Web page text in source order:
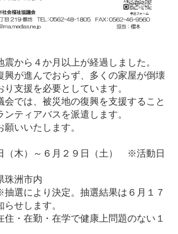
から４か月以上が経過しました。
興が進んでおらず、多くの家屋が倒壊
り支援を必要としています。
会では、被災地の復興を支援すること
ティアバスを派遣します。
いいたします。
（木）～６月２９日（土） ※活動日
珠洲市内
選により決定。抽選結果は６月１７
せします。
住・在勤・在学で健康上問題のない１